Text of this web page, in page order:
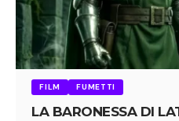
FILM FUMETTI
LA BARONESSA DI